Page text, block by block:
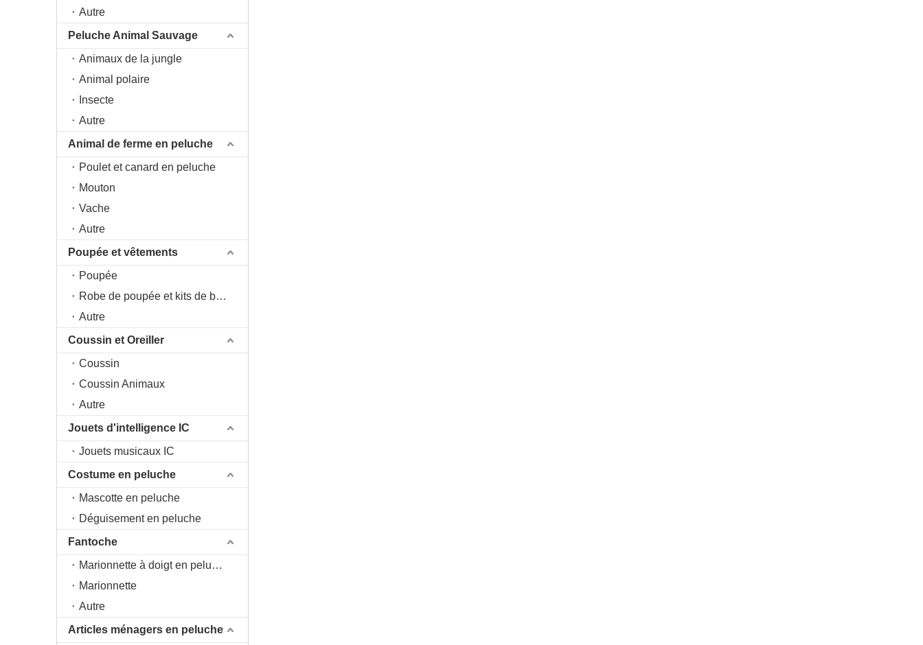
Autre
Peluche Animal Sauvage
Animaux de la jungle
Animal polaire
Insecte
Autre
Animal de ferme en peluche
Poulet et canard en peluche
Mouton
Vache
Autre
Poupée et vêtements
Poupée
Robe de poupée et kits de bricolage
Autre
Coussin et Oreiller
Coussin
Coussin Animaux
Autre
Jouets d'intelligence IC
Jouets musicaux IC
Costume en peluche
Mascotte en peluche
Déguisement en peluche
Fantoche
Marionnette à doigt en peluche
Marionnette
Autre
Articles ménagers en peluche